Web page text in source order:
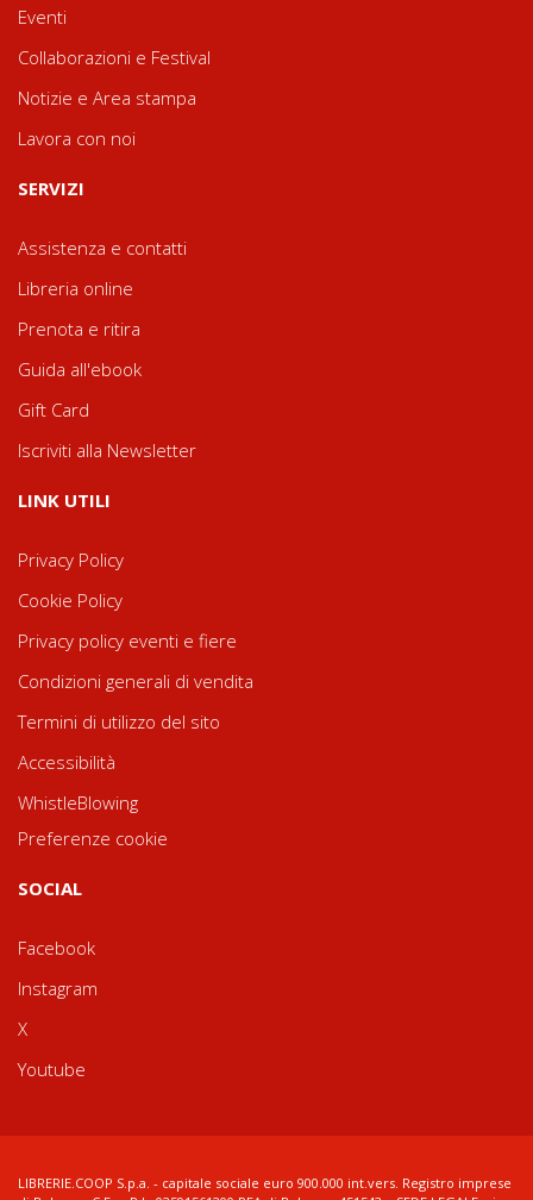
Eventi
Collaborazioni e Festival
Notizie e Area stampa
Lavora con noi
SERVIZI
Assistenza e contatti
Libreria online
Prenota e ritira
Guida all'ebook
Gift Card
Iscriviti alla Newsletter
LINK UTILI
Privacy Policy
Cookie Policy
Privacy policy eventi e fiere
Condizioni generali di vendita
Termini di utilizzo del sito
Accessibilità
WhistleBlowing
Preferenze cookie
SOCIAL
Facebook
Instagram
X
Youtube
LIBRERIE.COOP S.p.a. - capitale sociale euro 900.000 int.vers. Registro imprese